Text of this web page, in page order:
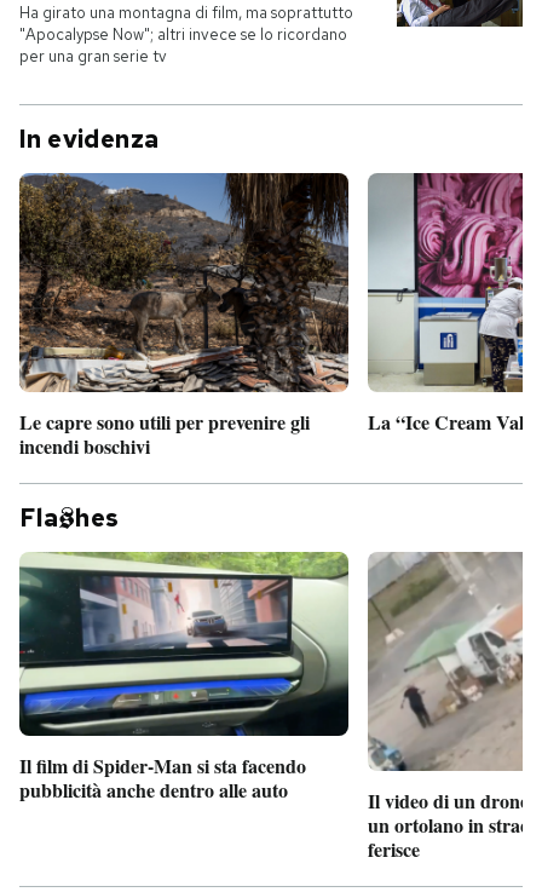
Ha girato una montagna di film, ma soprattutto
"Apocalypse Now"; altri invece se lo ricordano
per una gran serie tv
In evidenza
Le capre sono utili per prevenire gli
incendi boschivi
La “Ice Cream
Fla hes
Il film di Spider-Man si sta facendo
pubblicità anche dentro alle auto
Il video di un drone
un ortolano in
ferisce